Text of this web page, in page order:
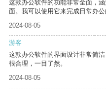
这款办公软件的功能非常全面，
面。我可以使用它来完成日常办公
2024-08-05
游客
这款办公软件的界面设计非常简
很合理，一目了然。
2024-08-05